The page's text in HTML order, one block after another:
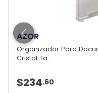
AZOR
Organizador Para
Cristal Ta...
$234.60